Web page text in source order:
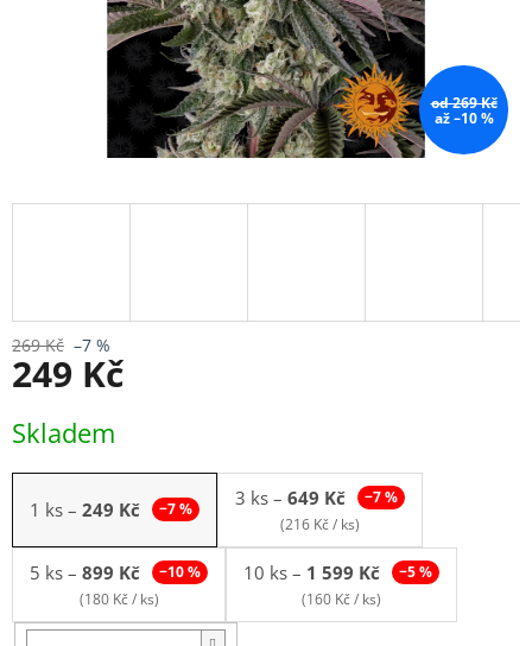
od 269 Kč
až –10 %
269 Kč –7 %
249 Kč
cena:
Skladem
1 ks – 249 Kč −7 % 3 ks – 649 Kč
−7 %
(216 Kč / ks)
5 ks – 899 Kč
−10 %
(180 Kč / ks)
10 ks – 1 599 Kč
−5 %
(160 Kč / ks)
Balení: